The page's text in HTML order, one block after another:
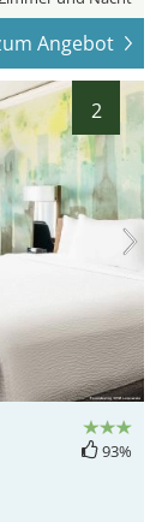
Angebot
2
93%